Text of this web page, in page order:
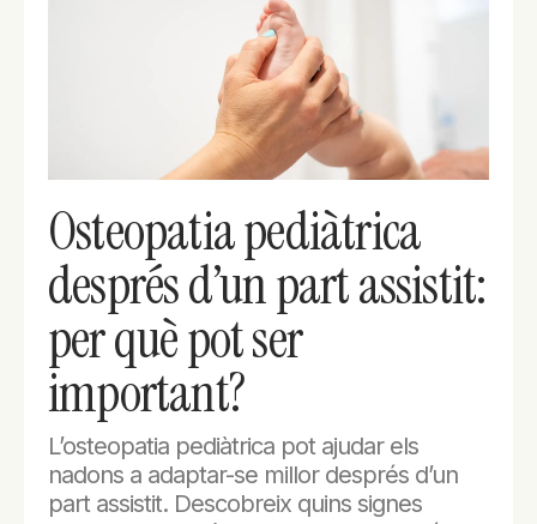
Osteopatia pediàtrica
després d’un part assistit:
per què pot ser
important?
L’osteopatia pediàtrica pot ajudar els
nadons a adaptar-se millor després d’un
part assistit. Descobreix quins signes